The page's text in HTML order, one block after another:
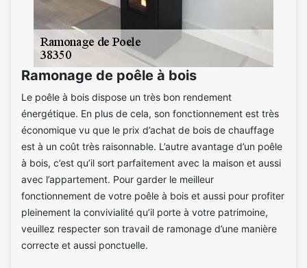
Ramonage de poêle à bois
Le poêle à bois dispose un très bon rendement
énergétique. En plus de cela, son fonctionnement est très
économique vu que le prix d’achat de bois de chauffage
est à un coût très raisonnable. L’autre avantage d’un poêle
à bois, c’est qu’il sort parfaitement avec la maison et aussi
avec l’appartement. Pour garder le meilleur
fonctionnement de votre poêle à bois et aussi pour profiter
pleinement la convivialité qu’il porte à votre patrimoine,
veuillez respecter son travail de ramonage d’une manière
correcte et aussi ponctuelle.